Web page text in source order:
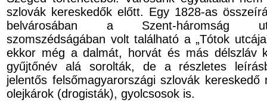
szlovák kereskedők előtt. Egy 1828-as
belvárosában a Szent-háromság
szomszédságában volt található a „Tótok
ekkor még a dalmát, horvát és más délszláv
gyűjtőnév alá sorolták, de a részletes
jelentős felsőmagyarországi szlovák
olejkárok (drogisták), gyolcsosok is.